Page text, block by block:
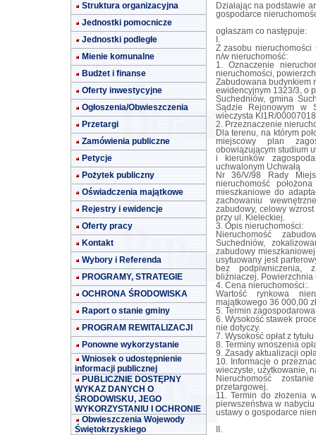
Struktura organizacyjna
Jednostki pomocnicze
Jednostki podległe
Mienie komunalne
Budżet i finanse
Oferty inwestycyjne
Ogłoszenia/Obwieszczenia
Przetargi
Zamówienia publiczne
Petycje
Pożytek publiczny
Oświadczenia majątkowe
Rejestry i ewidencje
Oferty pracy
Kontakt
Wybory i Referenda
PROGRAMY, STRATEGIE
OCHRONA ŚRODOWISKA
Raport o stanie gminy
PROGRAM REWITALIZACJI
Ponowne wykorzystanie
Wniosek o udostępnienie
informacji publicznej
PUBLICZNIE DOSTĘPNY
WYKAZ DANYCH O
ŚRODOWISKU, JEGO
WYKORZYSTANIU I OCHRONIE
Obwieszczenia Wojewody
Świętokrzyskiego
Działając na podstawie
gospodarce
ogłaszam co następuje:
Z zasobu nieruchomości
n/w nieruchomość:
1. Oznaczenie
nieruchomości,
Zabudowana budynkiem
ewidencyjnym 1323/3, o
Suchedniów, gmina
Sądzie Rejonowym w
wieczysta KI1R/
2. Przeznaczenie
Dla terenu, na którym
miejscowy plan
obowiązującym studium
i kierunków
uchwalonym Uchwałą
Nr 36/V/98 Rady
nieruchomość
mieszkaniowe do
zachowaniu
zabudowy, celowy
przy ul. Kieleckiej.
3. Opis nieruchomości:
Nieruchomość
Suchedniów,
zabudowy
usytuowany jest
bez podpiwniczenia,
bliźniaczej.
4. Cena nieruchomości:.
Wartość rynkowa
majątkowego 36 000,00
5. Termin
6. Wysokość stawek
nie dotyczy.
7. Wysokość opłat z
8. Terminy wnoszenia
9. Zasady aktualizacji
10. Informacje o
wieczyste, użytkowanie,
Nieruchomość
przetargowej.
11. Termin do złożenia
pierwszeństwa w
ustawy o gospodarce